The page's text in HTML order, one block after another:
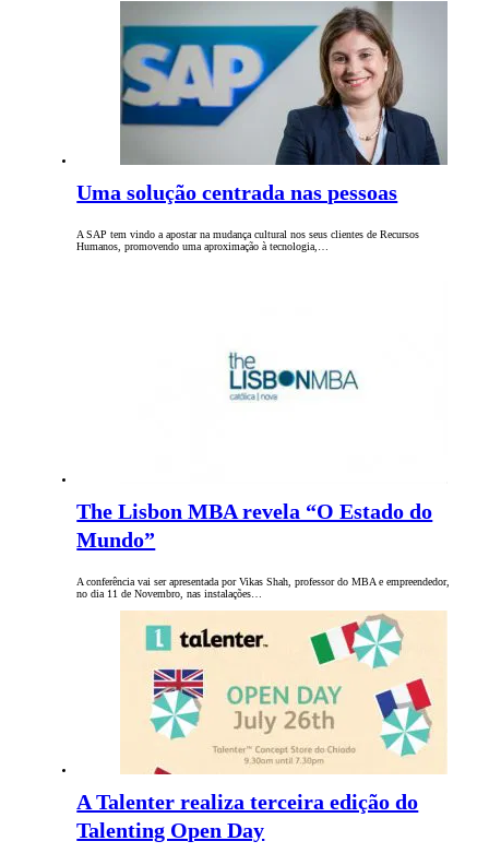
Uma solução centrada nas pessoas
A SAP tem vindo a apostar na mudança cultural nos seus clientes de Recursos
Humanos, promovendo uma aproximação à tecnologia,…
The Lisbon MBA revela “O Estado do
Mundo”
A conferência vai ser apresentada por Vikas Shah, professor do MBA e empreendedor,
no dia 11 de Novembro, nas instalações…
A Talenter realiza terceira edição do
Talenting Open Day